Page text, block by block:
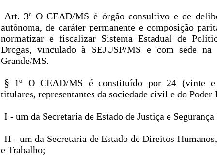
Art. 3º O CEAD/MS é órgão consultivo e de
autônoma, de caráter permanente e composição
normatizar e fiscalizar Sistema Estadual de
Drogas, vinculado à SEJUSP/MS e com sede na
Grande/MS.
§ 1º O CEAD/MS é constituído por 24 (vinte e
titulares, representantes da sociedade civil e do Poder
I - um da Secretaria de Estado de Justiça e
II - um da Secretaria de Estado de Direitos
e Trabalho;